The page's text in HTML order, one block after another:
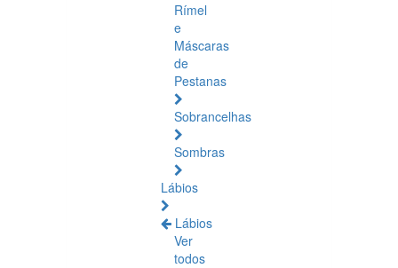
Rímel
e
Máscaras
de
Pestanas
Sobrancelhas
Sombras
Lábios
Lábios
Ver
todos